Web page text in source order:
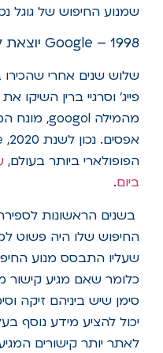
שמנוע החיפוש של גוגל
1998 – Google יוצאת לדרך
שלוש שנים אחרי שהכירו
הפופולארי ביותר בעולם,
ביום.
בשנים הראשונות
החיפוש שלו היה פשוט
שעליו התבסס מנוע
כלומר שאם מגיע
סימן שיש ביניהם זיקה
יכול להציע מידע נוסף
לאתר יותר קישורים